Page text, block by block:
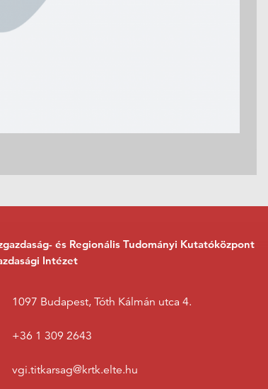
és Regionális Tudományi Kutatóközpont
Intézet
1097 Budapest, Tóth Kálmán utca 4.
+36 1 309 2643
vgi.titkarsag@krtk.elte.hu